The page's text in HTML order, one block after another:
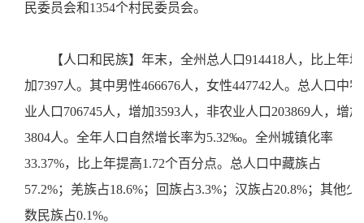
民委员会和1354个村民委员会。
【人口和民族】年末，全州总人口914418人，比上年增
加7397人。其中男性466676人，女性447742人。总人口中农
业人口706745人，增加3593人，非农业人口203869人，增加
3804人。全年人口自然增长率为5.32‰。全州城镇化率
33.37%，比上年提高1.72个百分点。总人口中藏族占
57.2%；羌族占18.6%；回族占3.3%；汉族占20.8%；其他少
数民族占0.1%。